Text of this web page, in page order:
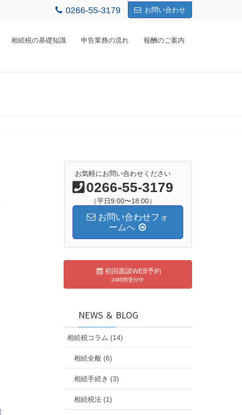
0266-55-3179 お問い合わせ
相続税の基礎知識 申告業務の流れ 報酬のご案内
お気軽にお問い合わせください
0266-55-3179
（平日9:00〜18:00）
お問い合わせフォ
ームへ
初回面談WEB予約
24時間受付中
NEWS ＆ BLOG
相続税コラム (14)
相続全般 (6)
相続手続き (3)
相続税法 (1)